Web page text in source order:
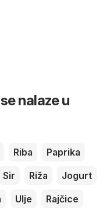
nalaze u
Riba
Paprika
Sir Riža
Jogurt
Ulje Rajčice